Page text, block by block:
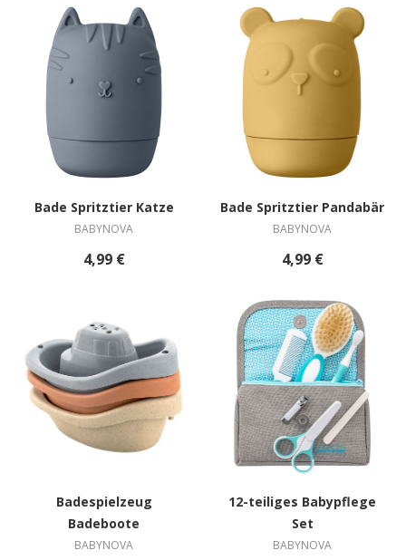
Bade Spritztier Katze
BABYNOVA
4,99 €
Bade Spritztier Pandabär
BABYNOVA
4,99 €
Badespielzeug
Badeboote
BABYNOVA
12-teiliges Babypflege
Set
BABYNOVA